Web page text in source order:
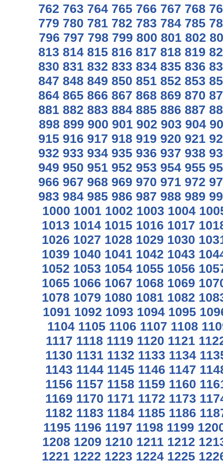
762 763 764 765 766 767 768
779 780 781 782 783 784 785
796 797 798 799 800 801 802
813 814 815 816 817 818 819
830 831 832 833 834 835 836
847 848 849 850 851 852 853
864 865 866 867 868 869 870
881 882 883 884 885 886 887
898 899 900 901 902 903 904
915 916 917 918 919 920 921
932 933 934 935 936 937 938
949 950 951 952 953 954 955
966 967 968 969 970 971 972
983 984 985 986 987 988 989
1000 1001 1002 1003 1004
1013 1014 1015 1016 1017
1026 1027 1028 1029 1030
1039 1040 1041 1042 1043
1052 1053 1054 1055 1056
1065 1066 1067 1068 1069
1078 1079 1080 1081 1082
1091 1092 1093 1094 1095
1104 1105 1106 1107 1108
1117 1118 1119 1120 1121
1130 1131 1132 1133 1134
1143 1144 1145 1146 1147
1156 1157 1158 1159 1160
1169 1170 1171 1172 1173
1182 1183 1184 1185 1186
1195 1196 1197 1198 1199
1208 1209 1210 1211 1212
1221 1222 1223 1224 1225